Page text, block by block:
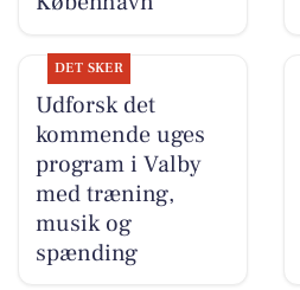
DET SKER
Udforsk det
kommende uges
program i Valby
med træning,
musik og
spænding